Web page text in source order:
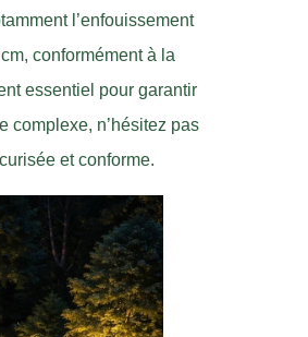
l’enfouissement
conformément à la
essentiel pour garantir
complexe, n’hésitez pas
et conforme.